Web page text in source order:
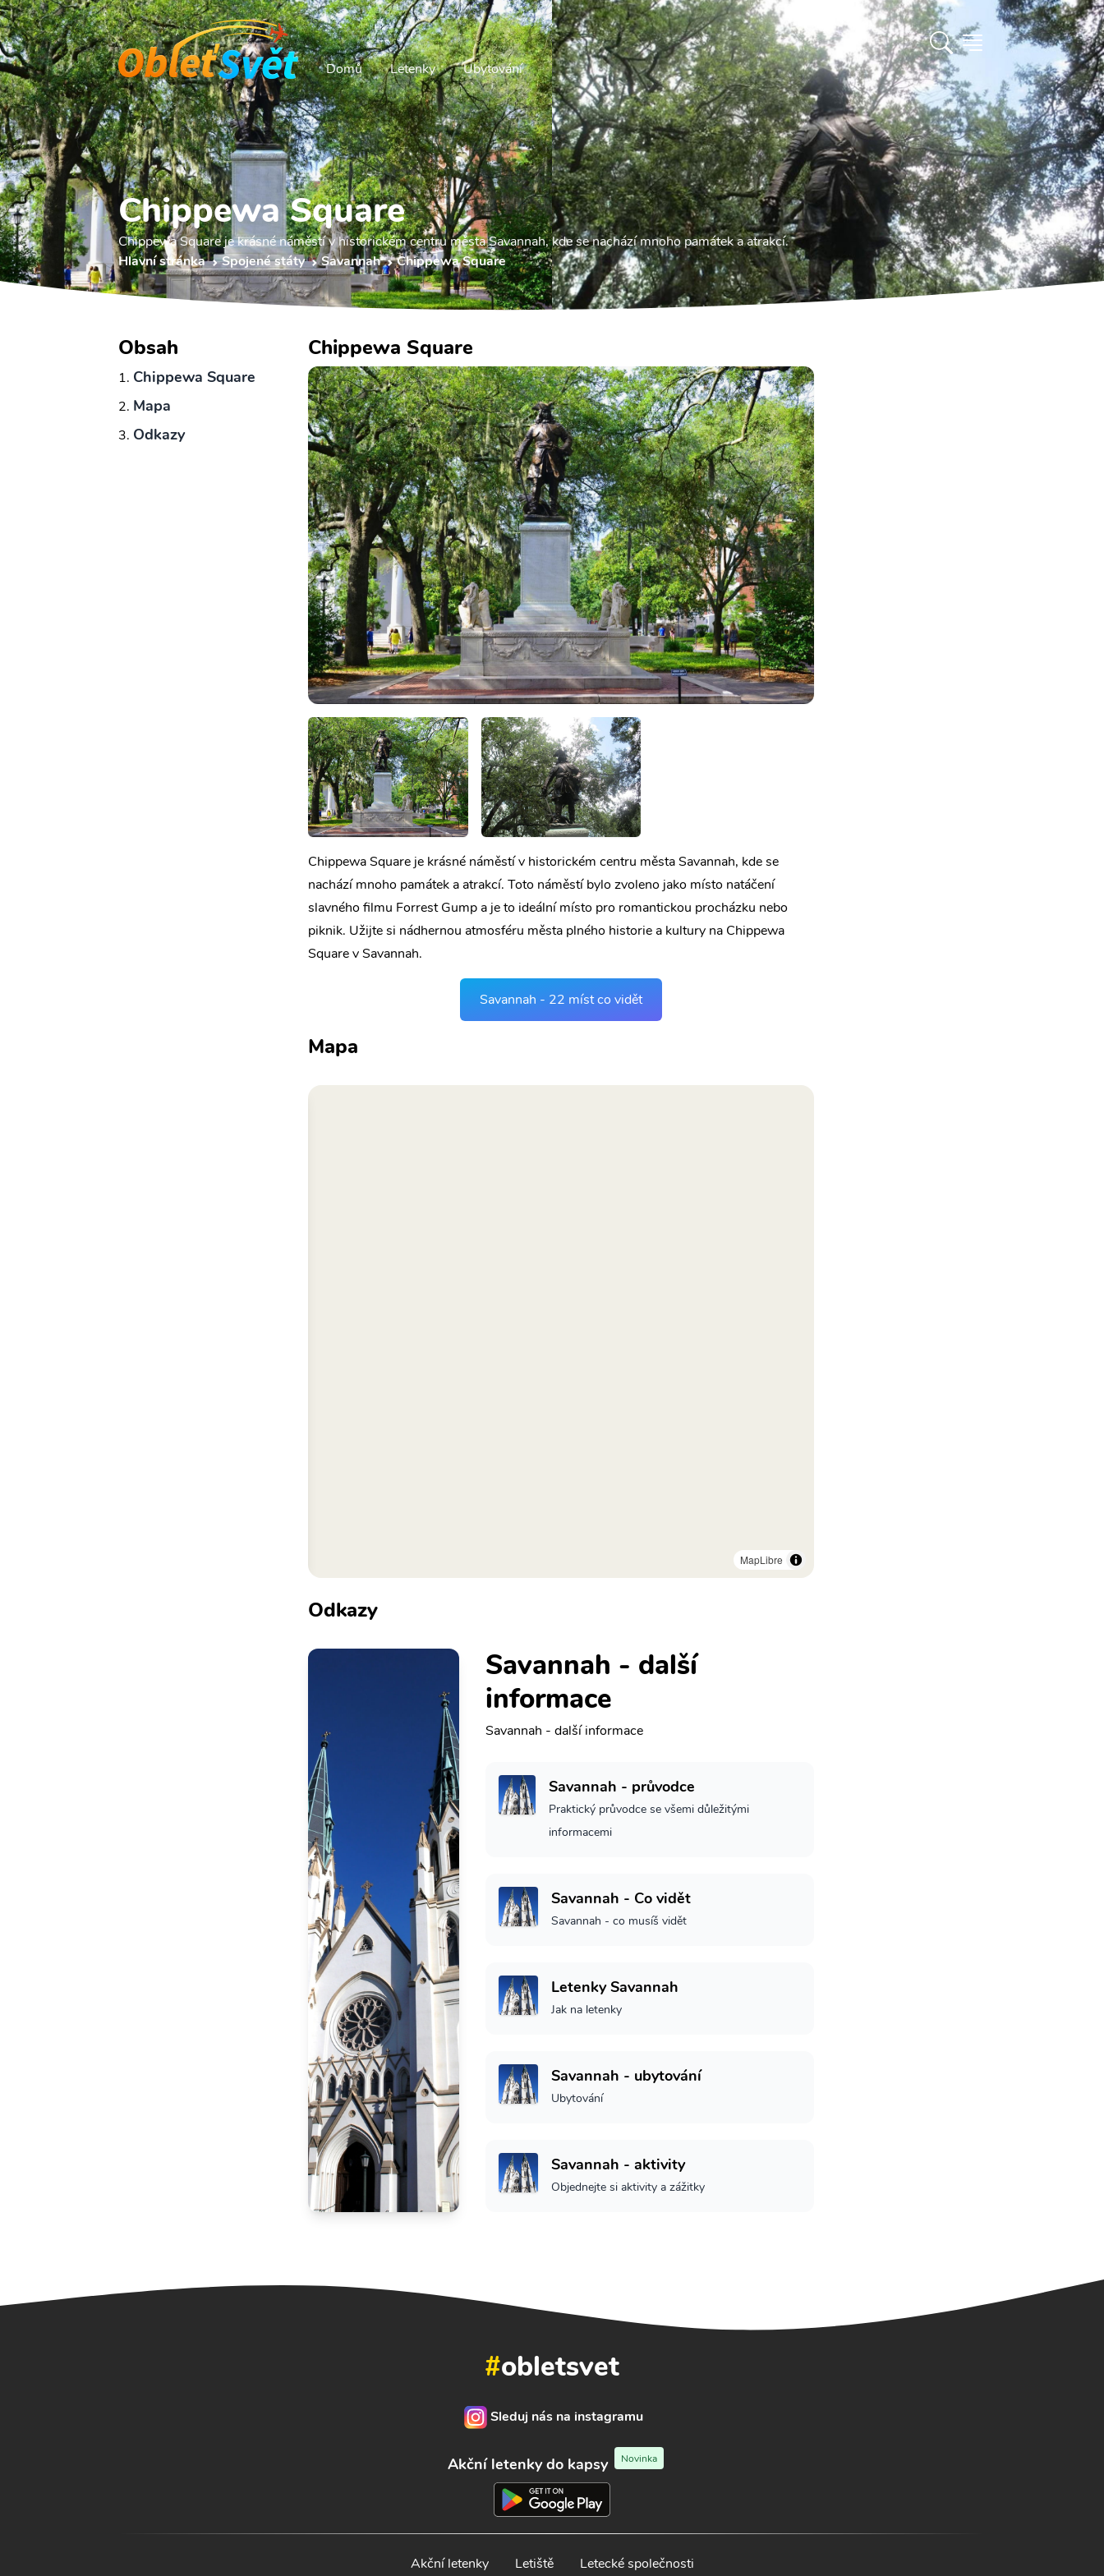
Domů Letenky Ubytování
Chippewa Square
Chippewa Square je krásné náměstí v historickém centru města Savannah, kde se nachází mnoho památek a atrakcí.
Hlavní stránka
Spojené státy Savannah Chippewa Square
Obsah
Chippewa Square
Mapa
Odkazy
Chippewa Square
Chippewa Square je krásné náměstí v historickém centru města Savannah, kde se
nachází mnoho památek a atrakcí. Toto náměstí bylo zvoleno jako místo natáčení
slavného filmu Forrest Gump a je to ideální místo pro romantickou procházku nebo
piknik. Užijte si nádhernou atmosféru města plného historie a kultury na Chippewa
Square v Savannah.
Savannah - 22 míst co vidět
Mapa
MapLibre
Odkazy
Savannah - další
informace
Savannah - další informace
Savannah - průvodce
Praktický průvodce se všemi důležitými
informacemi
Savannah - Co vidět
Savannah - co musíš vidět
Letenky Savannah
Jak na letenky
Savannah - ubytování
Ubytování
Savannah - aktivity
Objednejte si aktivity a zážitky
#obletsvet
Sleduj nás na instagramu
Akční letenky do kapsy Novinka
Akční letenky Letiště Letecké společnosti